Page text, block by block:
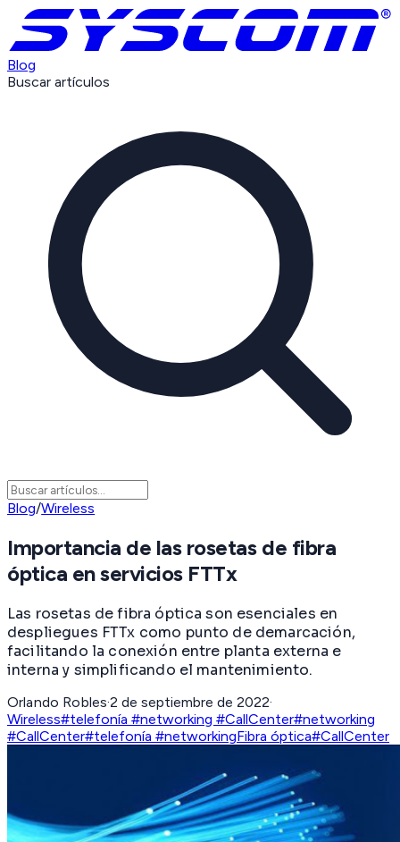
Blog
Buscar artículos
Blog/Wireless
Importancia de las rosetas de fibra
óptica en servicios FTTx
Las rosetas de fibra óptica son esenciales en
despliegues FTTx como punto de demarcación,
facilitando la conexión entre planta externa e
interna y simplificando el mantenimiento.
Orlando Robles·2 de septiembre de 2022·
Wireless#telefonía #networking #CallCenter#networking
#CallCenter#telefonía #networkingFibra óptica#CallCenter